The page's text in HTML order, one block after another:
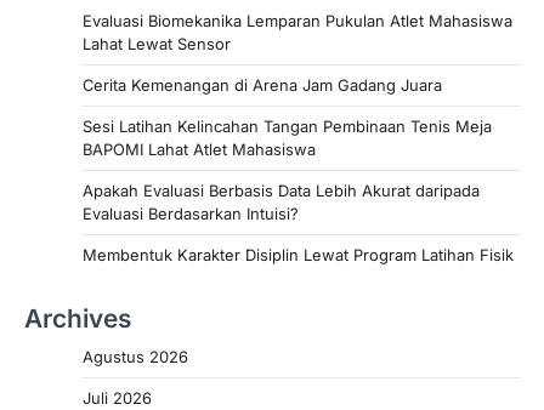
Evaluasi Biomekanika Lemparan Pukulan Atlet Mahasiswa
Lahat Lewat Sensor
Cerita Kemenangan di Arena Jam Gadang Juara
Sesi Latihan Kelincahan Tangan Pembinaan Tenis Meja
BAPOMI Lahat Atlet Mahasiswa
Apakah Evaluasi Berbasis Data Lebih Akurat daripada
Evaluasi Berdasarkan Intuisi?
Membentuk Karakter Disiplin Lewat Program Latihan Fisik
Archives
Agustus 2026
Juli 2026